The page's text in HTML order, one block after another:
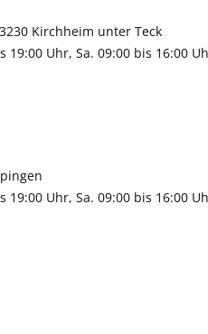
66, 73230 Kirchheim
19:00 Uhr, Sa. 09:00 bis 16:00
Göppingen
19:00 Uhr, Sa. 09:00 bis 16:00